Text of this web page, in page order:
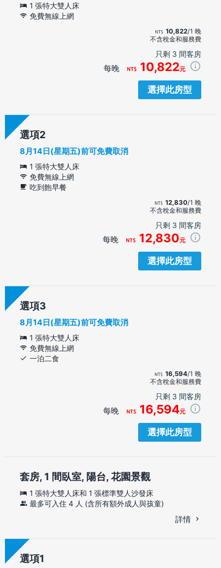
1 張特大雙人床
免費無線上網
10,822/1 晚
不含稅金和服務費
只剩 3 間客房
每晚 10,822元
選擇此房型
選項
8月14日(星期五)前可免費取消
1 張特大雙人床
免費無線上網
吃到飽早餐
12,830/1 晚
不含稅金和服務費
只剩 3 間客房
每晚 12,830元
選擇此房型
選項
8月14日(星期五)前可免費取消
1 張特大雙人床
免費無線上網
一泊二食
16,594/1 晚
不含稅金和服務費
只剩 3 間客房
每晚 16,594元
選擇此房型
套房, 1 間臥室, 陽台, 花園景觀
1 張特大雙人床和 1 張標準雙人沙發床
最多可入住 4 人 (含所有額外成人與孩童)
詳情
選項